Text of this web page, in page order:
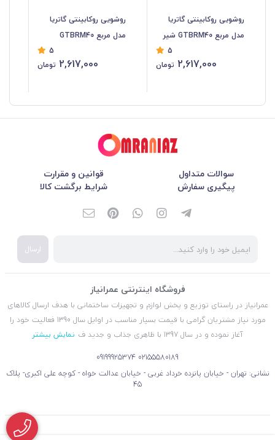
روشویی روکابینتی گاتریا
مدل مربع GTBRM40 شیر
5
2,617,000 تومان
روشویی روکابینتی گاتریا
مدل مربع GTBRM40
5
2,617,000 تومان
سوالات متداول
قوانین و مقرارت
پیگیری سفارش
شرایط برگشت کالا
ارسال
فروشگاه اینترنتی عمرانیاز
عمرانیاز در راستای توزیع و پخش لوازم و تجهیزات ساختمانی با هدف ارسال کالاهای
مورد نیاز مشتریان گرامی با قیمت بسیار مناسب در اوایل سال 1390 فعالیت خود را
آغاز نموده و در سال 1397 با ظاهری جذاب و جدید ف
نمایش بیشتر
02155580189
09199925374
نشانی: تهران - خیابان پانزده خرداد غربی - خیابان عدالت خواه - کوچه علی اکبری- پلاک
45